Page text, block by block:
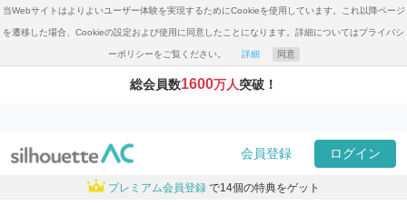
当Webサイトはよりよいユーザー体験を実現するためにCookieを使用しています。これ以降ページ
を遷移した場合、Cookieの設定および使用に同意したことになります。詳細についてはプライバシ
ーポリシーをご覧ください。 詳細 同意
総会員数1600万人突破！
会員登録 ログイン
プレミアム会員登録 で14個の特典をゲット